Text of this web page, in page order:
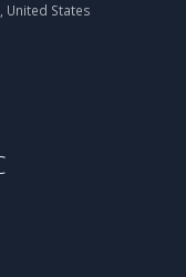
United States